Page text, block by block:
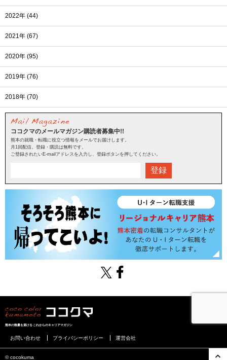
2022年 (44)
2021年 (67)
2020年 (95)
2019年 (76)
2018年 (70)
ココクマのメールマガジン購読者募集中!!
熊本の就職・転職に役立つ情報をメールでお届けします。
月1回配信。登録・購読は無料です。
ご登録されたいE-mailアドレスを入力し、登録ボタンを押してください。
登録
熊本の熱量を届けるこれからのキャリアマガジン
お問い合わせ プライバシーポリシー 運営会社
©︎ cocokuma